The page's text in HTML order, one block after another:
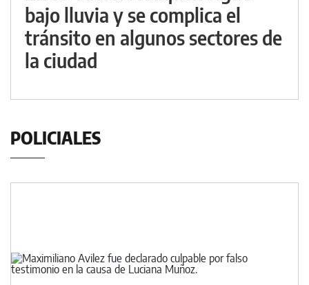
bajo lluvia y se complica el
tránsito en algunos sectores de
la ciudad
POLICIALES